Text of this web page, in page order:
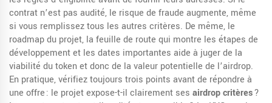
contrat n’est pas audité, le risque de fraude augmente, même
si vous remplissez tous les autres critères. De même, le
roadmap du projet, la feuille de route qui montre les étapes de
développement et les dates importantes aide à juger de la
viabilité du token et donc de la valeur potentielle de l’airdrop.
En pratique, vérifiez toujours trois points avant de répondre à
une offre : le projet expose-t-il clairement ses airdrop critères?